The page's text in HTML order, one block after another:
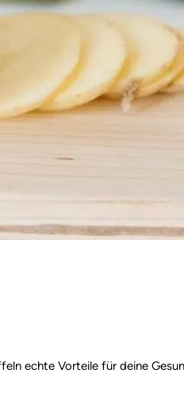
echte Vorteile für deine